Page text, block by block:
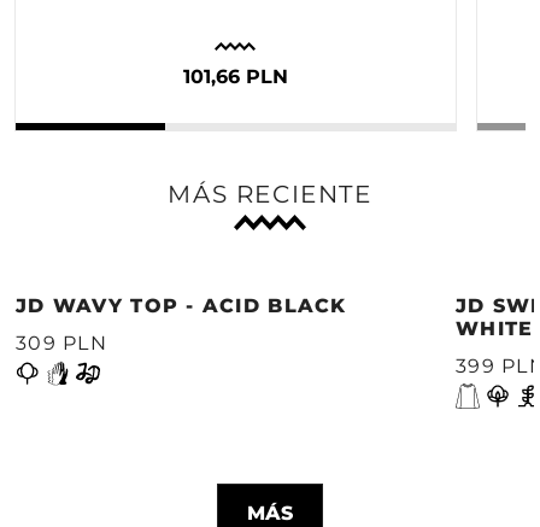
101,66 PLN
MÁS RECIENTE
JD WAVY TOP - ACID BLACK
309 PLN
JD
WHITE
399
MÁS